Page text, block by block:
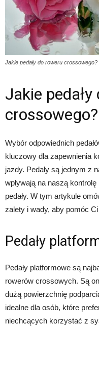
Jakie pedały do roweru crossowego?
Jakie
crossowego?
Wybór odpowiednich
kluczowy dla zapewnienia
jazdy. Pedały są jednym z
wpływają na naszą
pedały. W tym artykule
zalety i wady, aby pomóc
Pedały
Pedały platformowe są
rowerów crossowych. Są
dużą powierzchnię
idealne dla osób, które
niechcących korzystać z